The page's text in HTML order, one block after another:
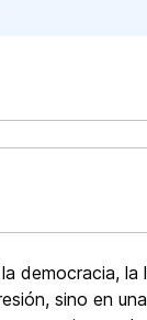
democracia,
sino en